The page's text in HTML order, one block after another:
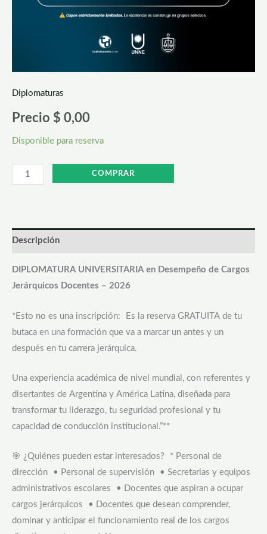
Diplomaturas
Precio $ 0,00
Disponible para reserva
COMPRAR
Descripción
DIPLOMATURA UNIVERSITARIA en Desempeño de Cargos
Jerárquicos Docentes – 2026
*Esto no es una inscripción: Es la reserva GRATUITA de tu
butaca en una formación que va a marcar un antes y un
después en tu carrera jerárquica.
Una experiencia académica de nivel mundial, con referentes y
disertantes de Argentina y América Latina, diseñada para
transformar tu liderazgo, tu seguridad profesional y tu
capacidad de conducción institucional.”**
🎯 ¿Quiénes pueden estar interesados? * Personal de
dirección • Personal de supervisión • Secretarias y equipos
administrativos escolares • Docentes que aspiran a ocupar
cargos jerárquicos • Docentes que desean comprender,
dominar y anticipar el funcionamiento real de los cargos